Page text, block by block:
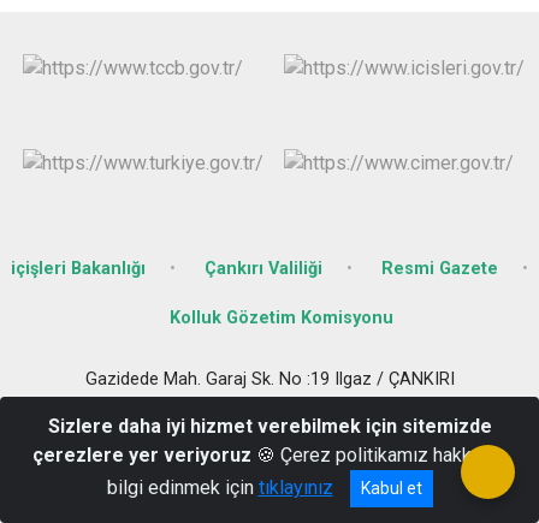
içişleri Bakanlığı Çankırı Valiliği Resmi Gazete
Kolluk Gözetim Komisyonu
Gazidede Mah. Garaj Sk. No :19 Ilgaz / ÇANKIRI
0 376 416 10 25
Sizlere daha iyi hizmet verebilmek için sitemizde
çerezlere yer veriyoruz 🍪 Çerez politikamız hakkında
bilgi edinmek için tıklayınız Kabul et